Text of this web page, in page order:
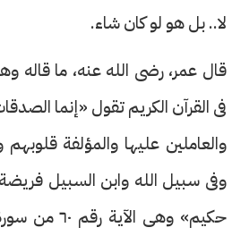
لا.. بل هو لو كان شاء.
قال عمر، رضى الله عنه، ما قاله
فى القرآن الكريم تقول «إنما
والعاملين عليها والمؤلفة قلوبهم
وفى سبيل الله وابن السبيل
حكيم» وهى